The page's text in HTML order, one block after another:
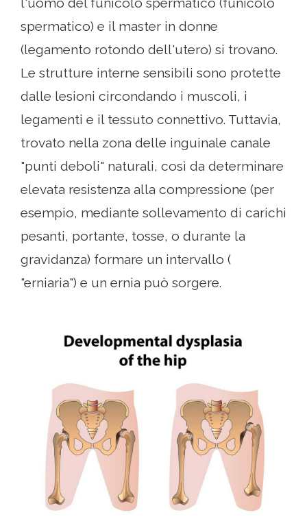
spermatico) e il master in donne
(legamento rotondo dell'utero) si trovano.
Le strutture interne sensibili sono protette
dalle lesioni circondando i muscoli, i
legamenti e il tessuto connettivo. Tuttavia,
trovato nella zona delle inguinale canale
"punti deboli" naturali, così da determinare
elevata resistenza alla compressione (per
esempio, mediante sollevamento di carichi
pesanti, portante, tosse, o durante la
gravidanza) formare un intervallo (
"erniaria") e un ernia può sorgere.